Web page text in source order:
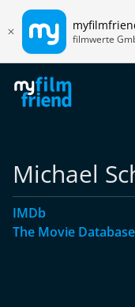
filmwerte
Michael
IMDb
The Movie Database